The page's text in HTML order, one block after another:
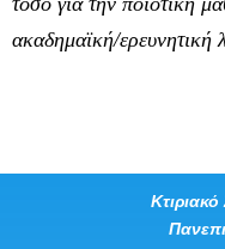
ακαδημαϊκή/ερευνητική